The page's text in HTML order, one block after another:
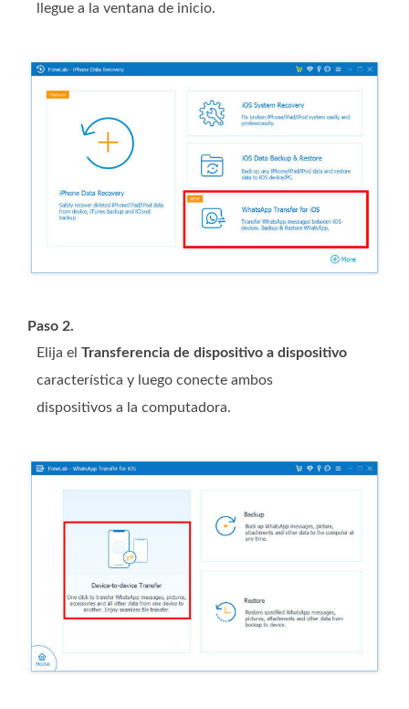
llegue a la ventana de inicio.
Paso 2.
Elija el Transferencia de dispositivo a dispositivo
característica y luego conecte ambos
dispositivos a la computadora.